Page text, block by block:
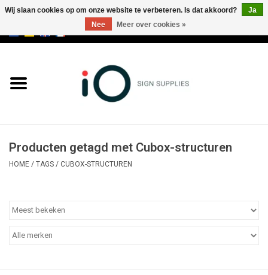
Merken
Producten getagd met Cubox-structuren
HOME / TAGS / CUBOX-STRUCTUREN
Wij slaan cookies op om onze website te verbeteren. Is dat akkoord?
Ja
Nee
Meer over cookies »